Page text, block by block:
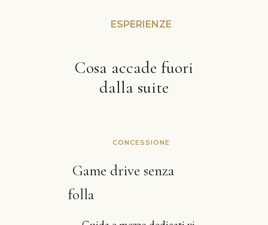
ESPERIENZE
Cosa accade fuori
dalla suite
CONCESSIONE
Game drive senza
folla